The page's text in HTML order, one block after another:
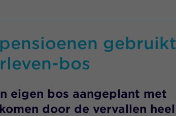
gebruikt
bos
eigen bos aangeplant met
door de vervallen heel